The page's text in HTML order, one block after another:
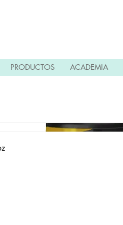
PRODUCTOS ACADEMIA